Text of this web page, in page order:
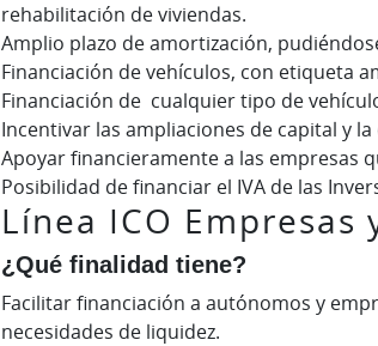
rehabilitación de viviendas.
Amplio plazo de amortización,
Financiación de vehículos, con etiqueta
Financiación de cualquier tipo de
Incentivar las ampliaciones de capital y
Apoyar financieramente a las empresas
Posibilidad de financiar el IVA de las
Línea ICO Empresas
¿Qué finalidad tiene?
Facilitar financiación a autónomos y
necesidades de liquidez.